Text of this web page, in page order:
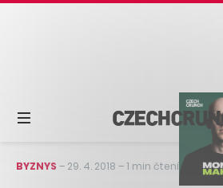
BYZNYS – 29. 4. 2018 –1 min čtení